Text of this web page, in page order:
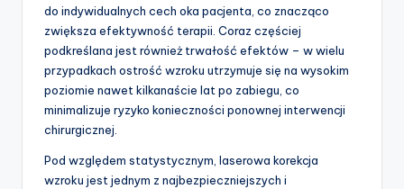
do indywidualnych cech oka pacjenta, co znacząco
zwiększa efektywność terapii. Coraz częściej
podkreślana jest również trwałość efektów – w wielu
przypadkach ostrość wzroku utrzymuje się na wysokim
poziomie nawet kilkanaście lat po zabiegu, co
minimalizuje ryzyko konieczności ponownej interwencji
chirurgicznej.
Pod względem statystycznym, laserowa korekcja
wzroku jest jednym z najbezpieczniejszych i